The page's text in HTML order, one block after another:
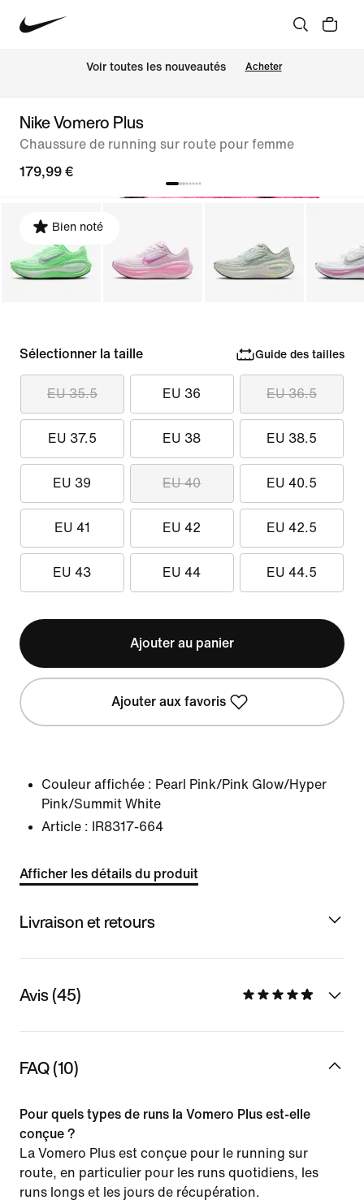
Voir toutes les nouveautés Acheter
Nike Vomero Plus
Chaussure de running sur route pour femme
179,99 €
Bien noté
Sélectionner la taille Guide des tailles
EU 35.5 EU 36 EU 36.5
EU 37.5 EU 38 EU 38.5
EU 39 EU 40 EU 40.5
EU 41 EU 42 EU 42.5
EU 43 EU 44 EU 44.5
Ajouter au panier
Ajouter aux favoris
Couleur affichée : Pearl Pink/Pink Glow/Hyper
Pink/Summit White
Article :
IR8317-664
Afficher les détails du produit
Livraison et retours
Avis (45)
FAQ (10)
Pour quels types de runs la Vomero Plus est-elle
conçue ?
La Vomero Plus est conçue pour le running sur
route, en particulier pour les runs quotidiens, les
runs longs et les jours de récupération.